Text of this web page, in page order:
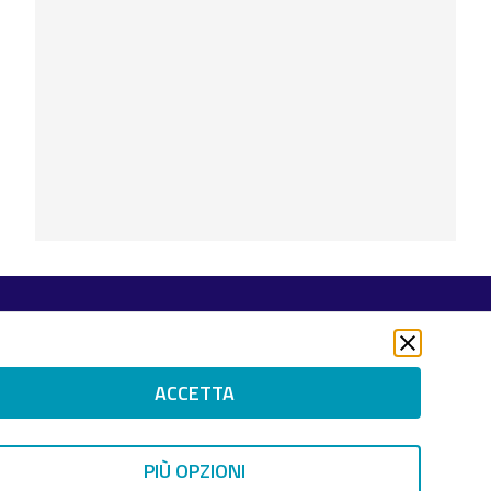
Instagram
RESERVED.
ACCETTA
PIÙ OPZIONI